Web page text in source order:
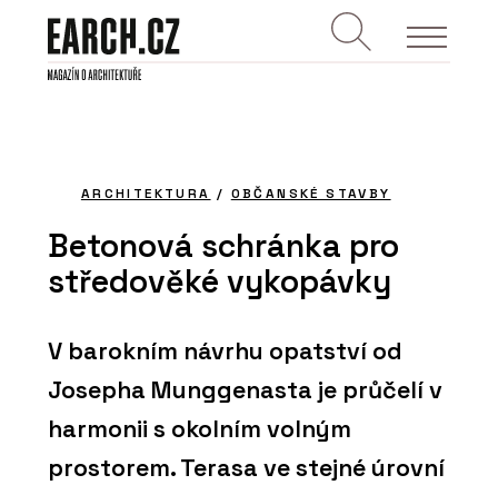
ARCHITEKTURA / OBČANSKÉ STAVBY
Betonová schránka pro
středověké vykopávky
V barokním návrhu opatství od
Josepha Munggenasta je průčelí v
harmonii s okolním volným
prostorem. Terasa ve stejné úrovní